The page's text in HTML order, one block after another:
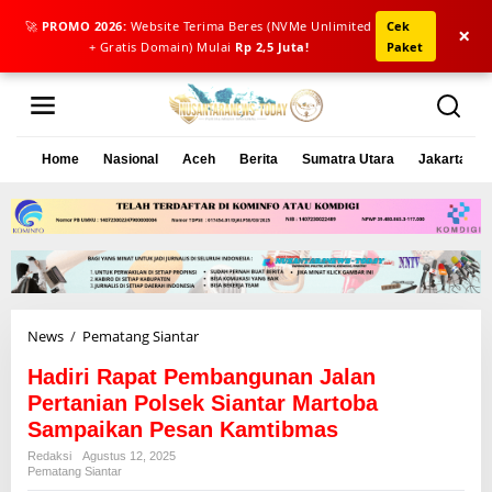
🚀 PROMO 2026: Website Terima Beres (NVMe Unlimited
+ Gratis Domain) Mulai Rp 2,5 Juta!
Cek
Paket
×
L
Home Nasional Aceh Berita Sumatra Utara Jakarta
News / Pematang Siantar
d
i
i
Hadiri Rapat Pembangunan Jalan
Pertanian Polsek Siantar Martoba
Sampaikan Pesan Kamtibmas
Redaksi
Agustus 12, 2025
Pematang Siantar